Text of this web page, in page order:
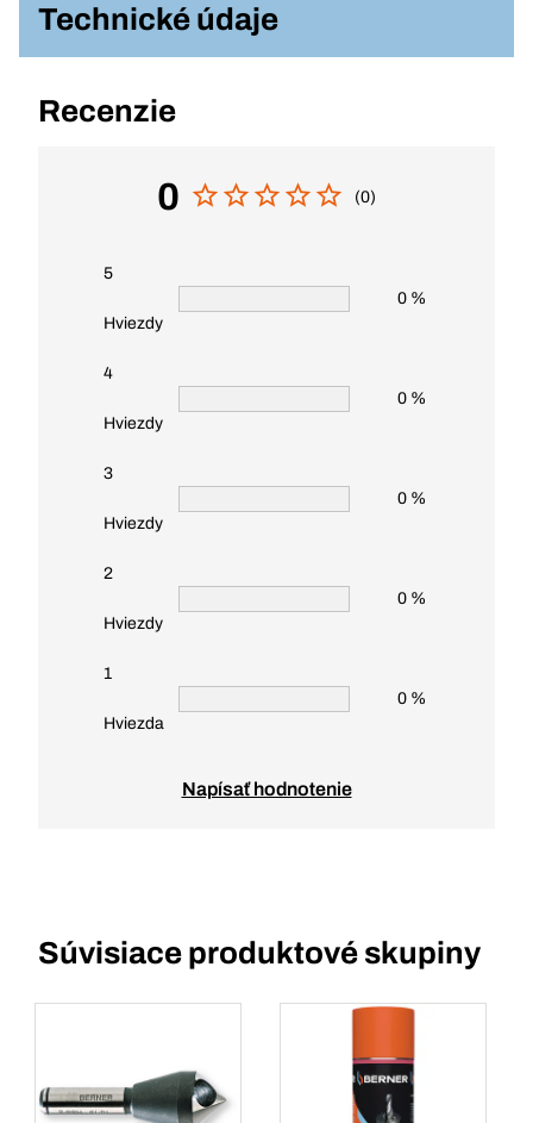
Technické údaje
Recenzie
0 (0)
5
Hviezdy
0 %
4
Hviezdy
0 %
3
Hviezdy
0 %
2
Hviezdy
0 %
1
Hviezda
0 %
Napísať hodnotenie
Súvisiace produktové skupiny